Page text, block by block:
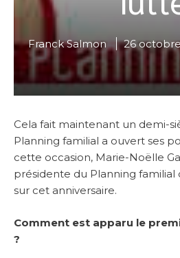
Franck Salmon 26 octobre
Cela fait maintenant un demi-
Planning familial a ouvert ses
cette occasion, Marie-Noëlle
présidente du Planning familial
sur cet anniversaire.
Comment est apparu le
?